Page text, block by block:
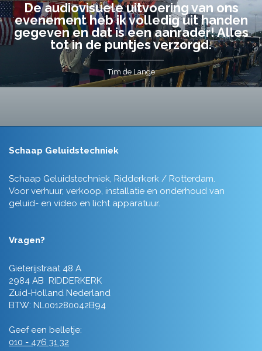
De audiovisuele uitvoering van ons
evenement heb ik volledig uit handen
gegeven en dat is een aanrader! Alles
tot in de puntjes verzorgd.
Tim de Lange
Schaap Geluidstechniek
Schaap Geluidstechniek, Ridderkerk / Rotterdam.
Voor verhuur, verkoop, installatie en onderhoud van
geluid- en video en licht apparatuur.
Vragen?
Gieterijstraat 48 A
2984 AB RIDDERKERK
Zuid-Holland Nederland
BTW: NL001280042B94
Geef een belletje:
010 - 476 31 32